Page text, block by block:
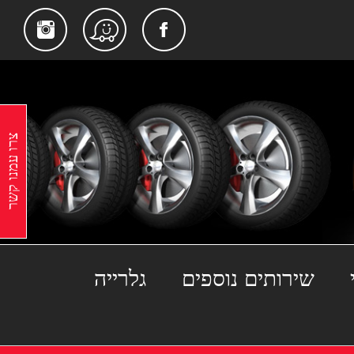
Facebook
Waze
שירותים נוספים
גלרייה
צרו עמנו קשר